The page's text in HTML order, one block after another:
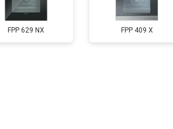
FPP 629 NX FPP 409 X